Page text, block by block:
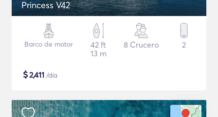
Princess V42
Barco de motor
42 ft
13 m
8 Crucero 2
$2,411 /día